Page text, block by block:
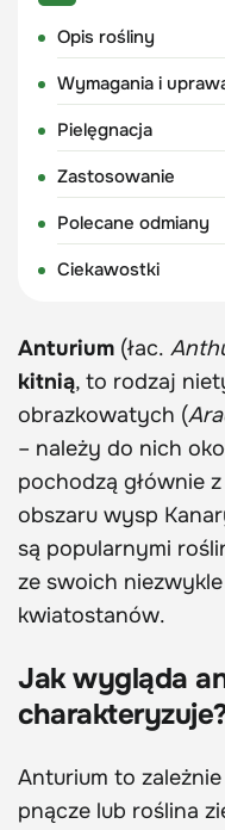
Opis rośliny
Wymagania i
Pielęgnacja
Zastosowanie
Polecane odmiany
Ciekawostki
Anturium (łac.
kitnią, to rodzaj
obrazkowatych (
– należy do nich
pochodzą głównie
obszaru wysp
są popularnymi
ze swoich
kwiatostanów.
Jak wygląda
Anturium to
pnącze lub roślina